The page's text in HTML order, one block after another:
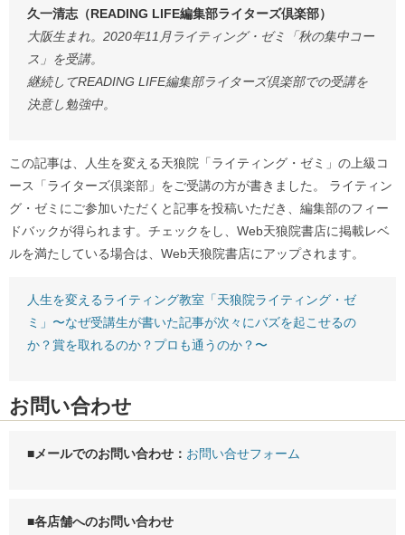
久一清志（READING LIFE編集部ライターズ倶楽部）
大阪生まれ。2020年11月ライティング・ゼミ「秋の集中コー
ス」を受講。
継続してREADING LIFE編集部ライターズ倶楽部での受講を
決意し勉強中。
この記事は、人生を変える天狼院「ライティング・ゼミ」の上級コ
ース「ライターズ倶楽部」をご受講の方が書きました。 ライティン
グ・ゼミにご参加いただくと記事を投稿いただき、編集部のフィー
ドバックが得られます。チェックをし、Web天狼院書店に掲載レベ
ルを満たしている場合は、Web天狼院書店にアップされます。
人生を変えるライティング教室「天狼院ライティング・ゼ
ミ」〜なぜ受講生が書いた記事が次々にバズを起こせるの
か？賞を取れるのか？プロも通うのか？〜
お問い合わせ
■メールでのお問い合わせ： お問い合せフォーム
■各店舗へのお問い合わせ